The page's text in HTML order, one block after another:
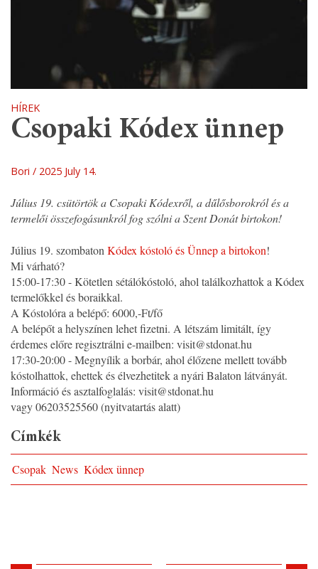
HÍREK
Csopaki Kódex ünnep
Bori 2025 July 14.
Július 19. csütörtök a Csopaki Kódexről, a dűlősborokról és a
termelői összefogásunkról fog szólni a Szent Donát birtokon!
Július 19. szombaton Kódex kóstoló és Ünnep a birtokon!
Mi várható?
15:00-17:30 - Kötetlen sétálókóstoló, ahol találkozhattok a Kódex
termelőkkel és boraikkal.
A Kóstolóra a belépő: 6000,-Ft/fő
A belépőt a helyszínen lehet fizetni. A létszám limitált, így
érdemes előre regisztrálni e-mailben: visit@stdonat.hu
17:30-20:00 - Megnyílik a borbár, ahol élőzene mellett tovább
kóstolhattok, ehettek és élvezhetitek a nyári Balaton látványát.
Információ és asztalfoglalás: visit@stdonat.hu
vagy 06203525560 (nyitvatartás alatt)
Címkék
Csopak News Kódex ünnep